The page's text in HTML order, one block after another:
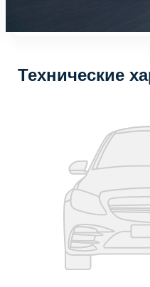
Технические